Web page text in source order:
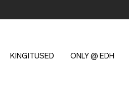
KINGITUSED ONLY @ EDH